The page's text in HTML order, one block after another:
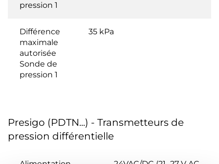
pression 1
Différence
maximale
autorisée
Sonde de
pression 1
35 kPa
Presigo (PDTN...) - Transmetteurs de
pression différentielle